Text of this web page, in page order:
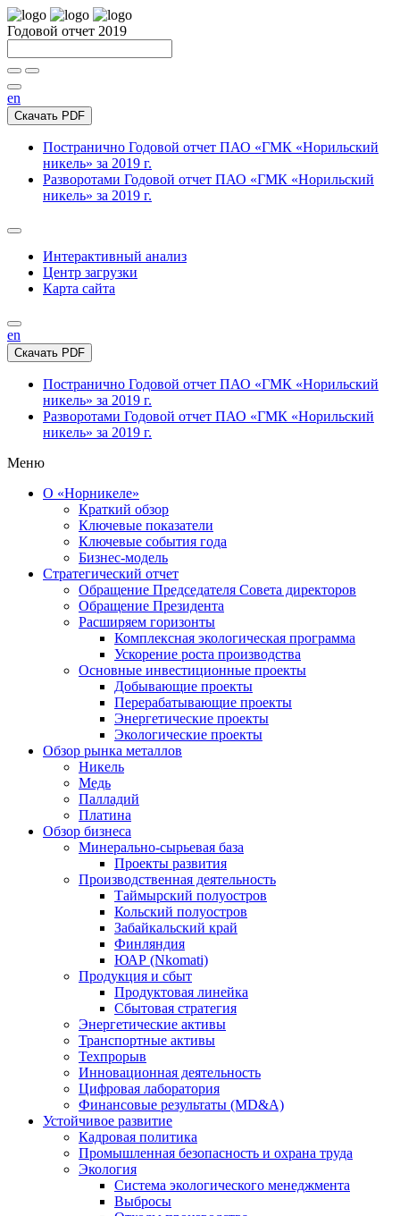
Годовой отчет 2019
en
Скачать PDF
Постранично Годовой отчет ПАО «ГМК «Норильский
никель» за 2019 г.
Разворотами Годовой отчет ПАО «ГМК «Норильский
никель» за 2019 г.
Интерактивный анализ
Центр загрузки
Карта сайта
en
Скачать PDF
Постранично Годовой отчет ПАО «ГМК «Норильский
никель» за 2019 г.
Разворотами Годовой отчет ПАО «ГМК «Норильский
никель» за 2019 г.
Меню
О «Норникеле»
Краткий обзор
Ключевые показатели
Ключевые события года
Бизнес-модель
Стратегический отчет
Обращение Председателя Совета директоров
Обращение Президента
Расширяем горизонты
Комплексная экологическая программа
Ускорение роста производства
Основные инвестиционные проекты
Добывающие проекты
Перерабатывающие проекты
Энергетические проекты
Экологические проекты
Обзор рынка металлов
Никель
Медь
Палладий
Платина
Обзор бизнеса
Минерально-сырьевая база
Проекты развития
Производственная деятельность
Таймырский полуостров
Кольский полуостров
Забайкальский край
Финляндия
ЮАР (Nkomati)
Продукция и сбыт
Продуктовая линейка
Сбытовая стратегия
Энергетические активы
Транспортные активы
Техпрорыв
Инновационная деятельность
Цифровая лаборатория
Финансовые результаты (MD&A)
Устойчивое развитие
Кадровая политика
Промышленная безопасность и охрана труда
Экология
Система экологического менеджмента
Выбросы